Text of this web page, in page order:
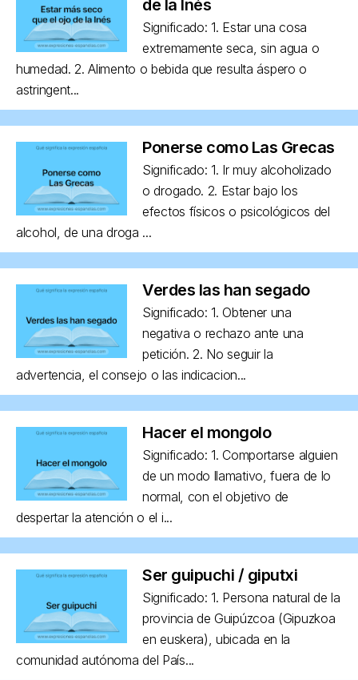
de la Inés
Significado: 1. Estar una cosa
extremamente seca, sin agua o
humedad. 2. Alimento o bebida que resulta áspero o
astringent...
Ponerse como Las Grecas
Significado: 1. Ir muy alcoholizado
o drogado. 2. Estar bajo los
efectos físicos o psicológicos del
alcohol, de una droga ...
Verdes las han segado
Significado: 1. Obtener una
negativa o rechazo ante una
petición. 2. No seguir la
advertencia, el consejo o las indicacion...
Hacer el mongolo
Significado: 1. Comportarse alguien
de un modo llamativo, fuera de lo
normal, con el objetivo de
despertar la atención o el i...
Ser guipuchi / giputxi
Significado: 1. Persona natural de la
provincia de Guipúzcoa (Gipuzkoa
en euskera), ubicada en la
comunidad autónoma del País...